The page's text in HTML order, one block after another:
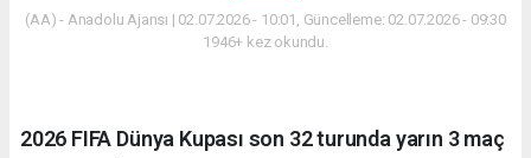
(AA) - Anadolu Ajansı | 02.07.2026 - 10:01, Güncelleme: 02.07.2026 - 09:30
1946+ kez okundu.
2026 FIFA Dünya Kupası son 32 turunda yarın 3 maç